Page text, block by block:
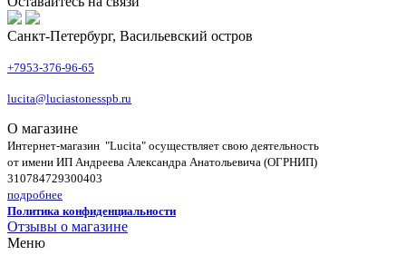
Санкт-Петербург, Васильевский остров
+7953-376-96-65
lucita@luciastonesspb.ru
О магазине
Интернет-магазин "Lucita" осуществляет свою деятельность
от имени ИП Андреева Александра Анатольевича (ОГРНИП)
310784729300403
подробнее
Политика конфиденциальности
Отзывы о магазине
Меню